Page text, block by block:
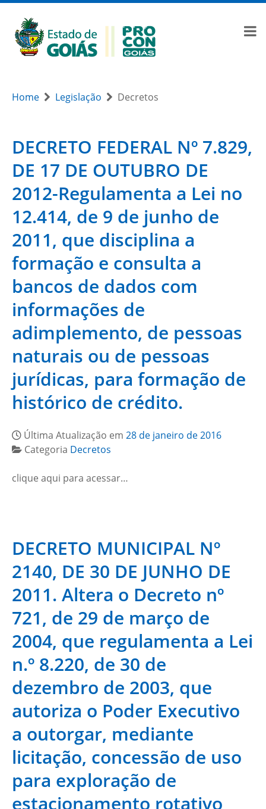
Home Legislação Decretos
DECRETO FEDERAL Nº 7.829,
DE 17 DE OUTUBRO DE
2012-Regulamenta a Lei no
12.414, de 9 de junho de
2011, que disciplina a
formação e consulta a
bancos de dados com
informações de
adimplemento, de pessoas
naturais ou de pessoas
jurídicas, para formação de
histórico de crédito.
Última Atualização em 28 de janeiro de 2016
Categoria Decretos
clique aqui para acessar…
DECRETO MUNICIPAL Nº
2140, DE 30 DE JUNHO DE
2011. Altera o Decreto nº
721, de 29 de março de
2004, que regulamenta a Lei
n.º 8.220, de 30 de
dezembro de 2003, que
autoriza o Poder Executivo
a outorgar, mediante
licitação, concessão de uso
para exploração de
estacionamento rotativo